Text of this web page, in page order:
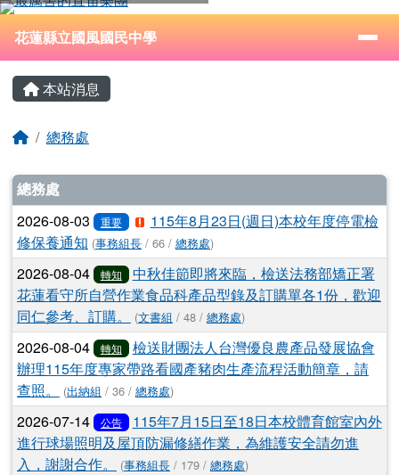
跳至主內容區
花蓮縣立國風國民中學
⏸
導覽列
花蓮縣立國風國民中學
主內容區域
本站消息
回首頁
總務處
文章列表
總務處
2026-08-03 重要
115年8月23日(週日)本校年度停電檢
修保養通知 (事務組長 / 66 / 總務處)
2026-08-04 轉知
中秋佳節即將來臨，檢送法務部矯正署
花蓮看守所自營作業食品科產品型錄及訂購單各1份，歡迎
同仁參考、訂購。
(文書組 / 48 / 總務處)
2026-08-04 轉知
檢送財團法人台灣優良農產品發展協會
辦理115年度專家帶路看國產豬肉生產流程活動簡章，請
查照。
(出納組 / 36 / 總務處)
2026-07-14 公告
115年7月15日至18日本校體育館室內外
進行球場照明及屋頂防漏修繕作業，為維護安全請勿進
入，謝謝合作。
(事務組長 / 179 / 總務處)
頁尾區域